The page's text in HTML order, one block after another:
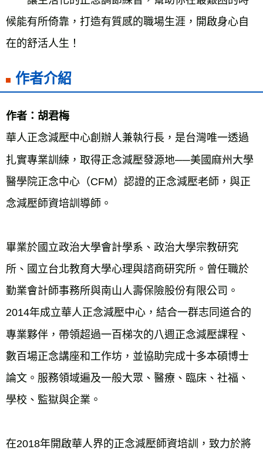
候能有所倚靠，打造有質感的職場生涯，開啟身心自
在的舒活人生！
作者介紹
作者：胡君梅
華人正念減壓中心創辦人兼執行長，是台灣唯一透過
扎實專業訓練，取得正念減壓發源地──美國麻州大學
醫學院正念中心（CFM）認證的正念減壓老師，與正
念減壓師資培訓導師。
畢業於國立政治大學會計學系、政治大學宗教研究
所、國立台北教育大學心理與諮商研究所。曾任職於
勤業會計師事務所與南山人壽保險股份有限公司。
2014年成立華人正念減壓中心，結合一群志同道合的
專業夥伴，帶領超過一百梯次的八週正念減壓課程、
數百場正念講座和工作坊，並協助完成十多本碩博士
論文。服務領域遍及一般大眾、醫療、臨床、社福、
學校、監獄與企業。
在2018年開啟華人界的正念減壓師資培訓，致力於將